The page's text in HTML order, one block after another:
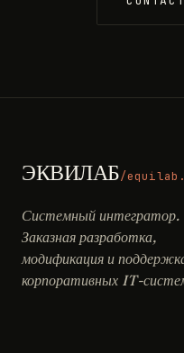
ЭКВИЛАБ/
Системный интегратор.
Заказная разработка,
модификация и
корпоративных IT-